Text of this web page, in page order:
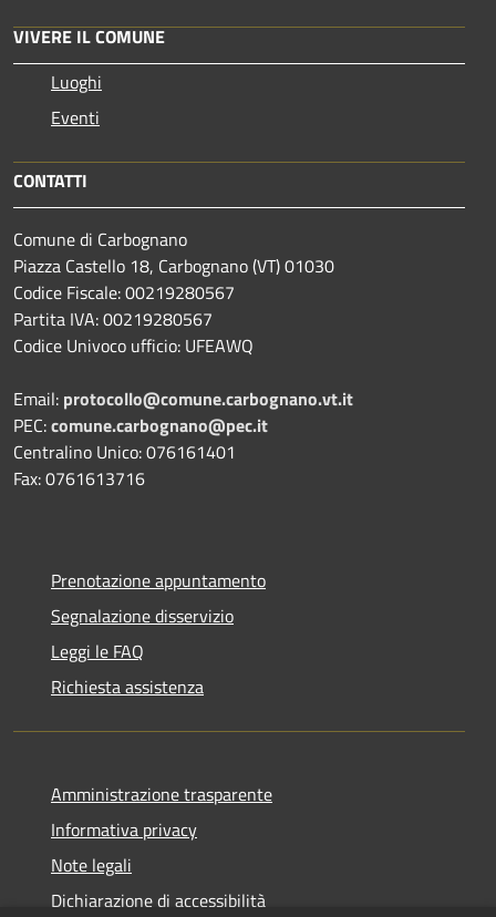
VIVERE IL COMUNE
Luoghi
Eventi
CONTATTI
Comune di Carbognano
Piazza Castello 18, Carbognano (VT) 01030
Codice Fiscale: 00219280567
Partita IVA: 00219280567
Codice Univoco ufficio: UFEAWQ
Email: protocollo@comune.carbognano.vt.it
PEC:comune.carbognano@pec.it
Centralino Unico: 076161401
Fax: 0761613716
Prenotazione appuntamento
Segnalazione disservizio
Leggi le FAQ
Richiesta assistenza
Amministrazione trasparente
Informativa privacy
Note legali
Dichiarazione di accessibilità